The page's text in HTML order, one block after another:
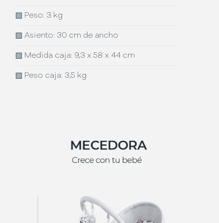
▨ Peso: 3 kg
▨ Asiento: 30 cm de ancho
▨ Medida caja: 9,3 x 58 x 44 cm
▨ Peso caja: 3,5 kg